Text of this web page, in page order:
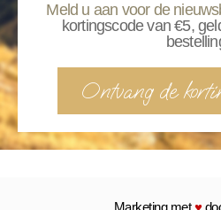
Meld u aan voor de
kortingscode van €5,
Ontvang de